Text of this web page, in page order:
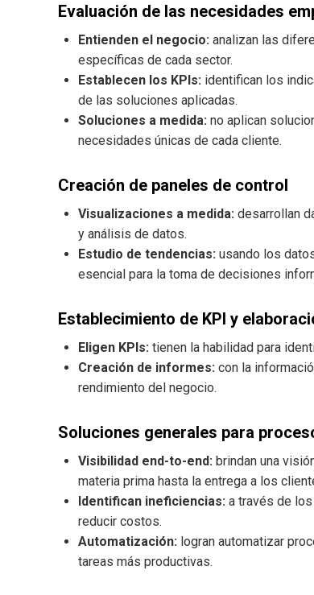
Evaluación de las necesidades
Entienden el negocio: analizan las
específicas de cada sector.
Establecen los KPIs: identifican los
de las soluciones aplicadas.
Soluciones a medida: no aplican
necesidades únicas de cada cliente.
Creación de paneles de control
Visualizaciones a medida: desarrollan
y análisis de datos.
Estudio de tendencias: usando los
esencial para la toma de decisiones
Establecimiento de KPI y
Eligen KPIs: tienen la habilidad para
Creación de informes: con la
rendimiento del negocio.
Soluciones generales para
Visibilidad end-to-end: brindan una
materia prima hasta la entrega a los
Identifican ineficiencias: a través de
reducir costos.
Automatización: logran automatizar
tareas más productivas.